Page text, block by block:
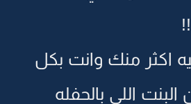
اكثر منك وانت بكل
اللي بالحفله